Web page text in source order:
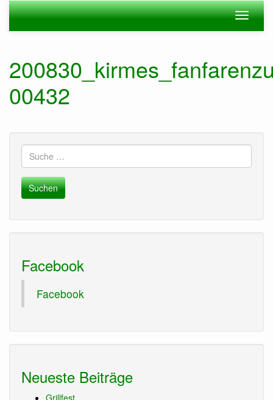
Zum
Hauptinhalt
springen
Navigation
ein-/
00432
Suche
nach:
Facebook
Facebook
Neueste Beiträge
Grillfest